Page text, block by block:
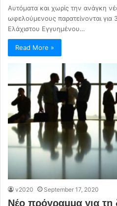
Αυτόματα και χωρίς την ανάγκη
ωφελούμενους παρατείνονται
Ελάχιστου Εγγυημένου…
Read More »
v2020 September 17, 2020
Νέο πρόγραμμα για τη